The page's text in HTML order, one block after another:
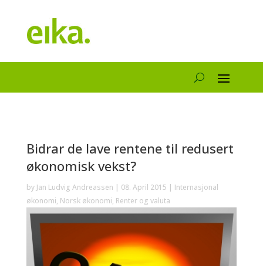
Bidrar de lave rentene til redusert
økonomisk vekst?
by Jan Ludvig Andreassen | 08. April 2015 | Internasjonal
økonomi, Norsk økonomi, Renter og valuta